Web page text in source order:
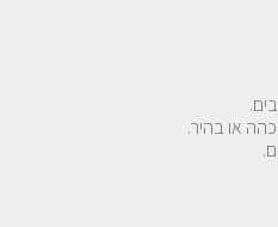
או בהיר.